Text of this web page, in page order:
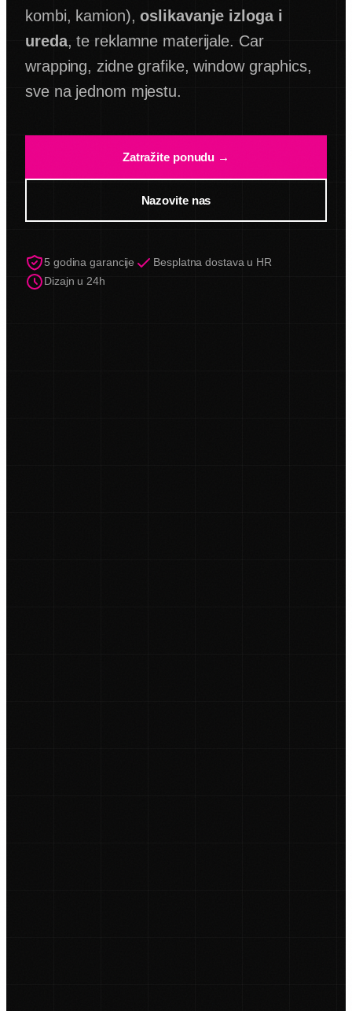
kombi, kamion),oslikavanje izloga i
ureda, te reklamne materijale. Car
wrapping, zidne grafike, window graphics,
sve na jednom mjestu.
Zatražite ponudu →
Nazovite nas
5 godina garancije
Besplatna dostava u HR
Dizajn u 24h